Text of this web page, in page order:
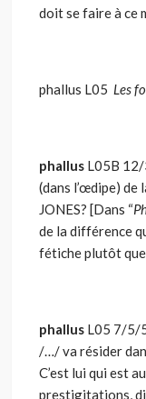
doit se faire à ce
phallus L05 Les
phallus L05B 12/
(dans l’œdipe)
JONES? [Dans “
de la différence
fétiche plutôt
phallus L05 7/5/
/…/ va résider
C’est lui qui est
prestigitations,